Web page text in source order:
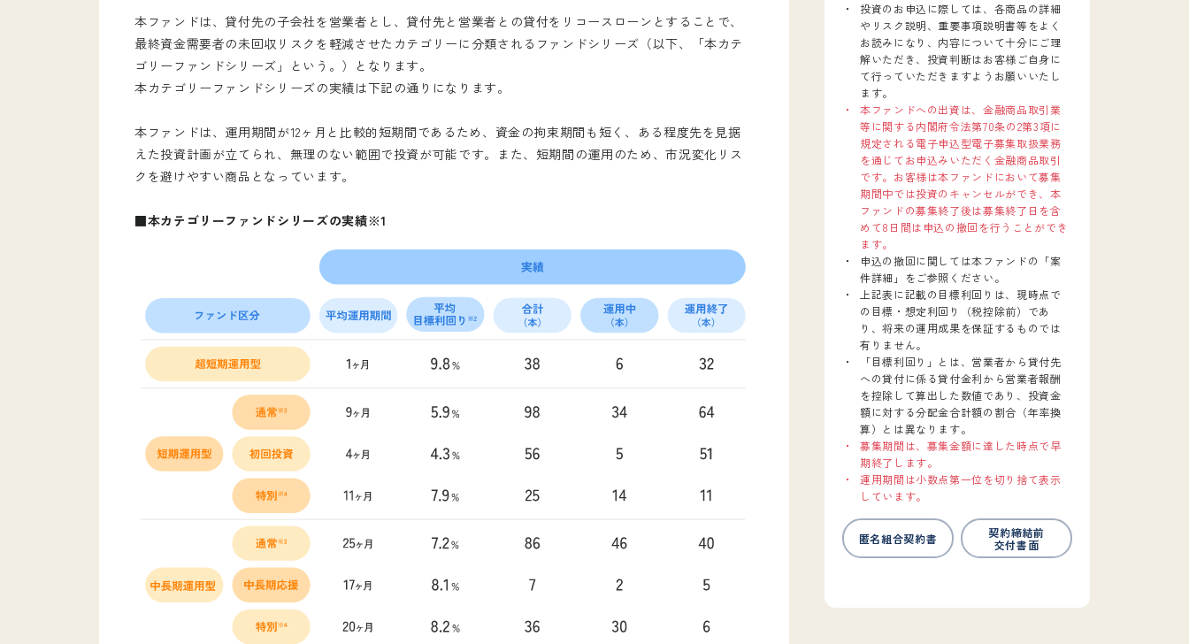
本ファンドは、貸付先の子会社を営業者とし、貸付先と営業者との貸付をリコースローンとすることで、
最終資金需要者の未回収リスクを軽減させたカテゴリーに分類されるファンドシリーズ（以下、「本カテ
ゴリーファンドシリーズ」という。）となります。
本カテゴリーファンドシリーズの実績は下記の通りになります。
本ファンドは、運用期間が12ヶ月と比較的短期間であるため、資金の拘束期間も短く、ある程度先を見据
えた投資計画が立てられ、無理のない範囲で投資が可能です。また、短期間の運用のため、市況変化リス
クを避けやすい商品となっています。
■本カテゴリーファンドシリーズの実績※1
投資のお申込に際しては、各商品の詳細
やリスク説明、重要事項説明書等をよく
お読みになり、内容について十分にご理
解いただき、投資判断はお客様ご自身に
て行っていただきますようお願いいたし
ます。
本ファンドへの出資は、金融商品取引業
等に関する内閣府令法第70条の2第3項に
規定される電子申込型電子募集取扱業務
を通じてお申込みいただく金融商品取引
です。お客様は本ファンドにおいて募集
期間中では投資のキャンセルができ、本
ファンドの募集終了後は募集終了日を含
めて8日間は申込の撤回を行うことができ
ます。
申込の撤回に関しては本ファンドの「案
件詳細」をご参照ください。
上記表に記載の目標利回りは、現時点で
の目標・想定利回り（税控除前）であ
り、将来の運用成果を保証するものでは
有りません。
「目標利回り」とは、営業者から貸付先
への貸付に係る貸付金利から営業者報酬
を控除して算出した数値であり、投資金
額に対する分配金合計額の割合（年率換
算）とは異なります。
募集期間は、募集金額に達した時点で早
期終了します。
運用期間は小数点第一位を切り捨て表示
しています。
匿名組合契約書
契約締結前
交付書面